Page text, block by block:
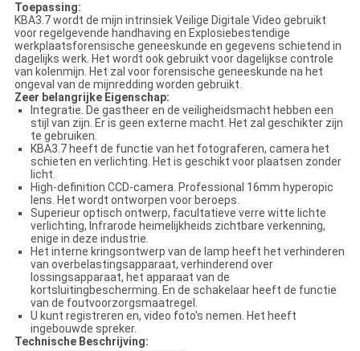
Toepassing:
KBA3.7 wordt de mijn intrinsiek Veilige Digitale Video gebruikt
voor regelgevende handhaving en Explosiebestendige
werkplaatsforensische geneeskunde en gegevens schietend in
dagelijks werk. Het wordt ook gebruikt voor dagelijkse controle
van kolenmijn. Het zal voor forensische geneeskunde na het
ongeval van de mijnredding worden gebruikt.
Zeer belangrijke Eigenschap:
Integratie. De gastheer en de veiligheidsmacht hebben een
stijl van zijn. Er is geen externe macht. Het zal geschikter zijn
te gebruiken.
KBA3.7 heeft de functie van het fotograferen, camera het
schieten en verlichting. Het is geschikt voor plaatsen zonder
licht.
High-definition CCD-camera. Professional 16mm hyperopic
lens. Het wordt ontworpen voor beroeps.
Superieur optisch ontwerp, facultatieve verre witte lichte
verlichting, Infrarode heimelijkheids zichtbare verkenning,
enige in deze industrie.
Het interne kringsontwerp van de lamp heeft het verhinderen
van overbelastingsapparaat, verhinderend over
lossingsapparaat, het apparaat van de
kortsluitingbescherming. En de schakelaar heeft de functie
van de foutvoorzorgsmaatregel.
U kunt registreren en, video foto's nemen. Het heeft
ingebouwde spreker.
Technische Beschrijving: